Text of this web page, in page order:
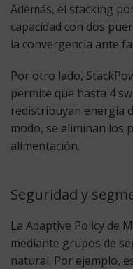
Además, el stacking
capacidad con dos
la convergencia ante
Por otro lado,
permite que hasta 4
redistribuyan energía
modo, se eliminan los
alimentación.
Seguridad y
La Adaptive Policy de
mediante grupos de
natural. Por ejemplo,